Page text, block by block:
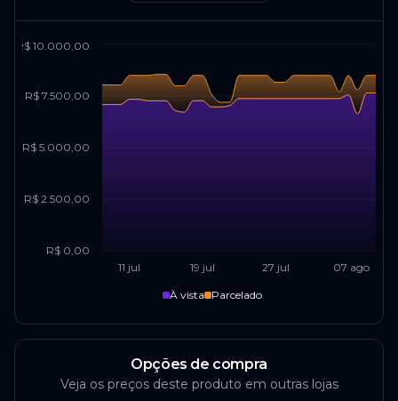
11 jul 19 jul 27 jul 07 ago
R$ 0,00
R$ 2.500,00
R$ 5.000,00
R$ 7.500,00
R$ 10.000,00
À vista Parcelado
Opções de compra
Veja os preços deste produto em outras lojas